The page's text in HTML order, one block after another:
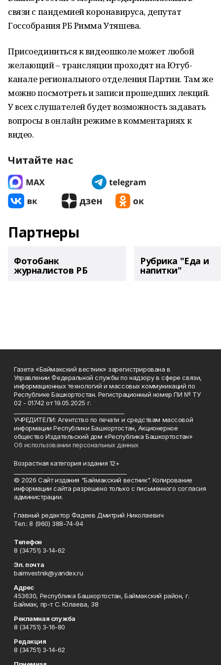
связи с пандемией коронавируса, депутат
Госсобрания РБ Римма Утяшева.
Присоединиться к видеошколе может любой
желающий – трансляции проходят на Ютуб-
канале регионального отделения Партии. Там же
можно посмотреть и записи прошедших лекций.
У всех слушателей будет возможность задавать
вопросы в онлайн режиме в комментариях к
видео.
Читайте нас
Партнеры
Фотобанк
журналистов РБ
Рубрика "Еда и
напитки"
Газета «Баймакский вестник» зарегистрирована в
Управлении Федеральной службы по надзору в сфере связи,
информационных технологий и массовых коммуникаций по
Республике Башкортостан. Регистрационный номер ПИ № ТУ
02 - 01742 от 19.05.2025 г.
УЧРЕДИТЕЛИ: Агентство по печати и средствам массовой
информации Республики Башкортостан, Акционерное
общество Издательский дом «Республика Башкортостан»
Об использовании персональных данных
Возрастная категория издания 12+
© 2026 Сайт издания "Баймакский вестник". Копирование
информации сайта разрешено только с письменного согласия
администрации.
Главный редактор Фадеев Дмитрий Николаевич
Тел.: 8 (960) 388-74-94
Телефон
8 (34751) 3-14-62
Эл. почта
baimvestnik@yandex.ru
Адрес
453630, Республика Башкортостан, Баймакский район, г.
Баймак, пр-т С. Юлаева, 38
Рекламная служба
8 (34751) 3-16-80
Редакция
8 (34751) 3-14-62